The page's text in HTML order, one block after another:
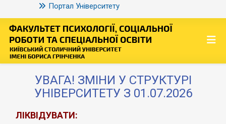
Портал Університету
УВАГА! ЗМІНИ У СТРУКТУРІ
УНІВЕРСИТЕТУ З 01.07.2026
ЛІКВІДУВАТИ: